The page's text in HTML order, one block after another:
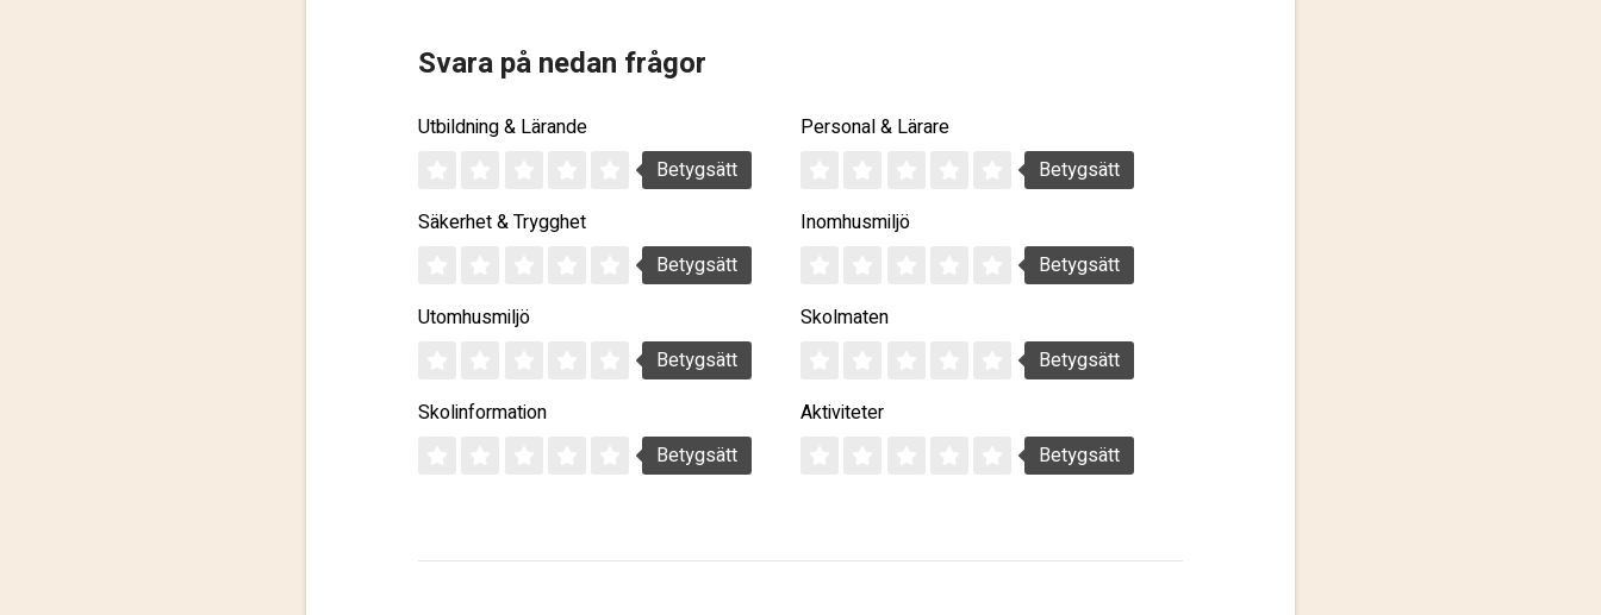
Svara på nedan frågor
Utbildning & Lärande
Betygsätt
Personal & Lärare
Betygsätt
Säkerhet & Trygghet
Betygsätt
Inomhusmiljö
Betygsätt
Utomhusmiljö
Betygsätt
Skolmaten
Betygsätt
Skolinformation
Betygsätt
Aktiviteter
Betygsätt